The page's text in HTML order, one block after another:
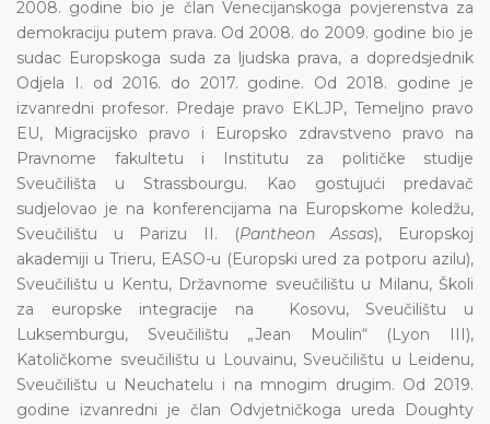
2008. godine bio je član Venecijanskoga povjerenstva za
demokraciju putem prava. Od 2008. do 2009. godine bio je
sudac Europskoga suda za ljudska prava, a dopredsjednik
Odjela I. od 2016. do 2017. godine. Od 2018. godine je
izvanredni profesor. Predaje pravo EKLJP, Temeljno pravo
EU, Migracijsko pravo i Europsko zdravstveno pravo na
Pravnome fakultetu i Institutu za političke studije
Sveučilišta u Strassbourgu. Kao gostujući predavač
sudjelovao je na konferencijama na Europskome koledžu,
Sveučilištu u Parizu II. (Pantheon Assas), Europskoj
akademiji u Trieru, EASO-u (Europski ured za potporu azilu),
Sveučilištu u Kentu, Državnome sveučilištu u Milanu, Školi
za europske integracije na Kosovu, Sveučilištu u
Luksemburgu, Sveučilištu „Jean Moulin“ (Lyon III),
Katoličkome sveučilištu u Louvainu, Sveučilištu u Leidenu,
Sveučilištu u Neuchatelu i na mnogim drugim. Od 2019.
godine izvanredni je član Odvjetničkoga ureda Doughty